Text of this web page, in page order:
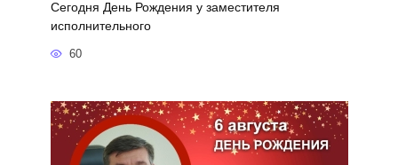
Сегодня День Рождения у заместителя
исполнительного
60